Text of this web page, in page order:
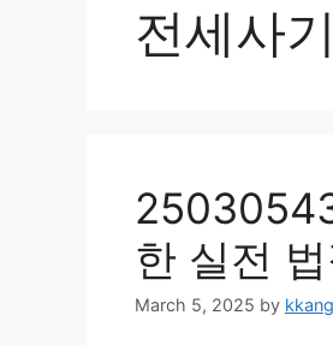
전세사
한 실전
March 5, 2025 by